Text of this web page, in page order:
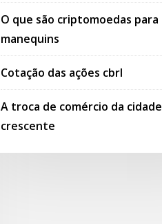
O que são criptomoedas para
manequins
Cotação das ações cbrl
A troca de comércio da cidade
crescente